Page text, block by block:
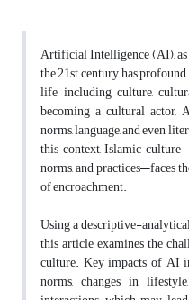
Artificial Intelligence (AI), as
the 21st century, has
life, including culture,
becoming a cultural actor,
norms, language, and even
this context, Islamic
norms, and practices—faces
of encroachment.
Using a descriptive-
this article examines the
culture. Key impacts of AI
norms, changes in